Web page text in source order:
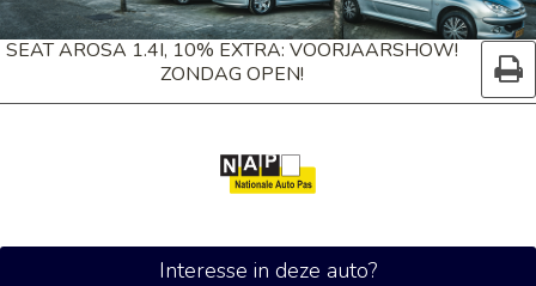
SEAT AROSA 1.4I, 10% EXTRA: VOORJAARSHOW!
ZONDAG OPEN!
Interesse in deze auto?